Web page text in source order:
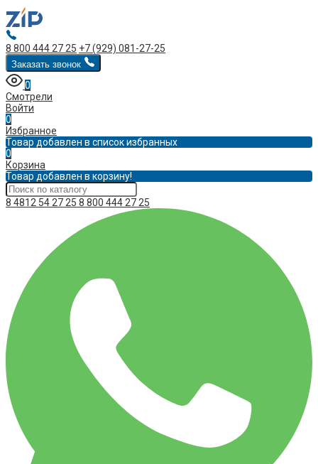
8 800 444 27 25 +7 (929) 081-27-25
Заказать звонок
0
Смотрели
Войти
0
Избранное
Товар добавлен в список избранных
0
Корзина
Товар добавлен в корзину!
8 4812 54 27 25 8 800 444 27 25